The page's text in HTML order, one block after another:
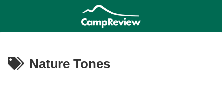
Nature Tones